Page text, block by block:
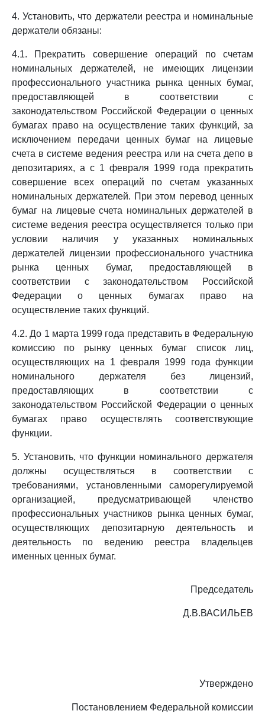
4. Установить, что держатели реестра и номинальные
держатели обязаны:
4.1. Прекратить совершение операций по счетам
номинальных держателей, не имеющих лицензии
профессионального участника рынка ценных бумаг,
предоставляющей в соответствии с
законодательством Российской Федерации о ценных
бумагах право на осуществление таких функций, за
исключением передачи ценных бумаг на лицевые
счета в системе ведения реестра или на счета депо в
депозитариях, а с 1 февраля 1999 года прекратить
совершение всех операций по счетам указанных
номинальных держателей. При этом перевод ценных
бумаг на лицевые счета номинальных держателей в
системе ведения реестра осуществляется только при
условии наличия у указанных номинальных
держателей лицензии профессионального участника
рынка ценных бумаг, предоставляющей в
соответствии с законодательством Российской
Федерации о ценных бумагах право на
осуществление таких функций.
4.2. До 1 марта 1999 года представить в Федеральную
комиссию по рынку ценных бумаг список лиц,
осуществляющих на 1 февраля 1999 года функции
номинального держателя без лицензий,
предоставляющих в соответствии с
законодательством Российской Федерации о ценных
бумагах право осуществлять соответствующие
функции.
5. Установить, что функции номинального держателя
должны осуществляться в соответствии с
требованиями, установленными саморегулируемой
организацией, предусматривающей членство
профессиональных участников рынка ценных бумаг,
осуществляющих депозитарную деятельность и
деятельность по ведению реестра владельцев
именных ценных бумаг.
Председатель
Д.В.ВАСИЛЬЕВ
Утверждено
Постановлением Федеральной комиссии